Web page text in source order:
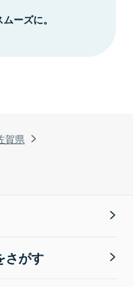
賀県
ーズに。
さがす